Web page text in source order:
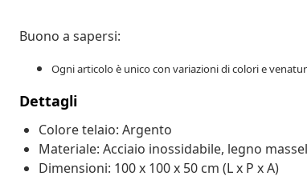
Buono a sapersi:
Ogni articolo è unico con variazioni di colori e
Dettagli
Colore telaio: Argento
Materiale: Acciaio inossidabile, legno
Dimensioni: 100 x 100 x 50 cm (L x P x A)